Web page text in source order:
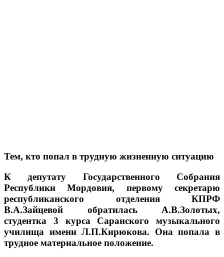
Тем, кто попал в трудную жизненную ситуацию
К депутату Государственного Собрания
Республики Мордовия, первому секретарю
республиканского отделения КПРФ
В.А.Зайцевой обратилась А.В.Золотых,
студентка 3 курса Саранского музыкального
училища имени Л.П.Кирюкова. Она попала в
трудное материальное положение.